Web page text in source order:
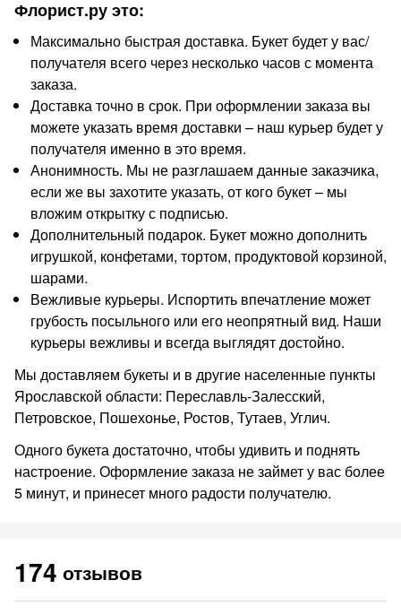
Флорист.ру это:
Максимально быстрая доставка. Букет будет у вас/
получателя всего через несколько часов с момента
заказа.
Доставка точно в срок. При оформлении заказа вы
можете указать время доставки – наш курьер будет у
получателя именно в это время.
Анонимность. Мы не разглашаем данные заказчика,
если же вы захотите указать, от кого букет – мы
вложим открытку с подписью.
Дополнительный подарок. Букет можно дополнить
игрушкой, конфетами, тортом, продуктовой корзиной,
шарами.
Вежливые курьеры. Испортить впечатление может
грубость посыльного или его неопрятный вид. Наши
курьеры вежливы и всегда выглядят достойно.
Мы доставляем букеты и в другие населенные пункты
Ярославской области: Переславль-Залесский,
Петровское, Пошехонье, Ростов, Тутаев, Углич.
Одного букета достаточно, чтобы удивить и поднять
настроение. Оформление заказа не займет у вас более
5 минут, и принесет много радости получателю.
174 отзывов